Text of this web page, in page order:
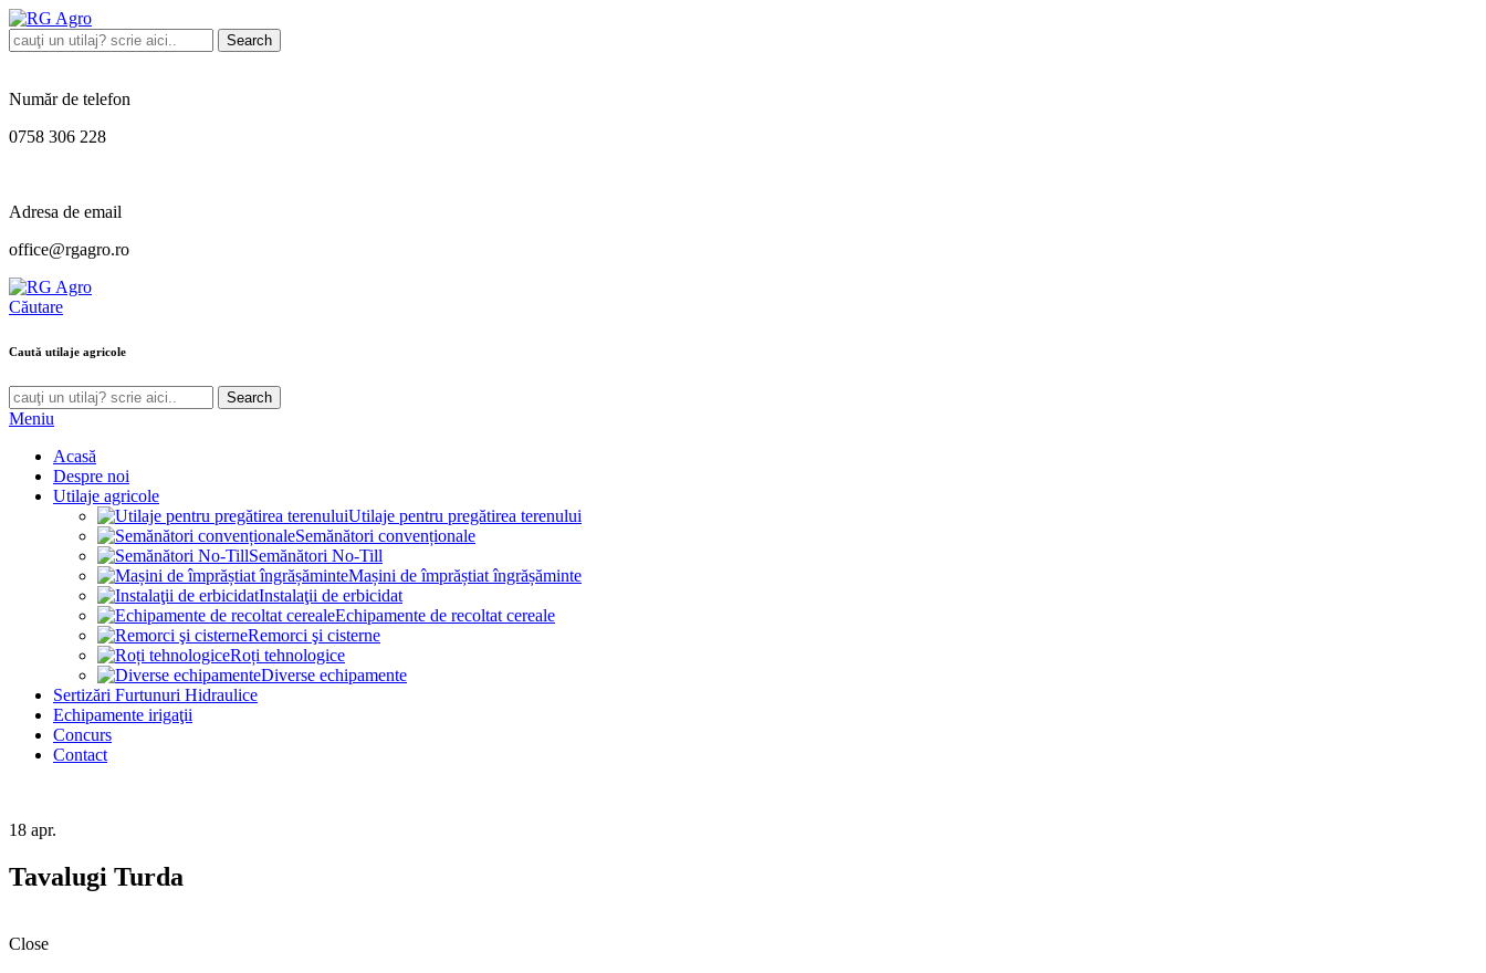
Search
Număr de telefon
0758 306 228
Adresa de email
office@rgagro.ro
Căutare
Caută utilaje agricole
Search
Meniu
Acasă
Despre noi
Utilaje agricole
Utilaje pentru pregătirea terenului
Semănători convenționale
Semănători No-Till
Mașini de împrăștiat îngrășăminte
Instalaţii de erbicidat
Echipamente de recoltat cereale
Remorci şi cisterne
Roți tehnologice
Diverse echipamente
Sertizări Furtunuri Hidraulice
Echipamente irigaţii
Concurs
Contact
18 apr.
Tavalugi Turda
Close